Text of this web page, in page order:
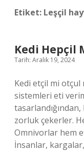
Etiket: Leşçil
Kedi Hepçil
Tarih: Aralık 19, 2024
Kedi etçil mi
sistemleri eti
zorluk çekerler.
Omnivorlar hem
İnsanlar,